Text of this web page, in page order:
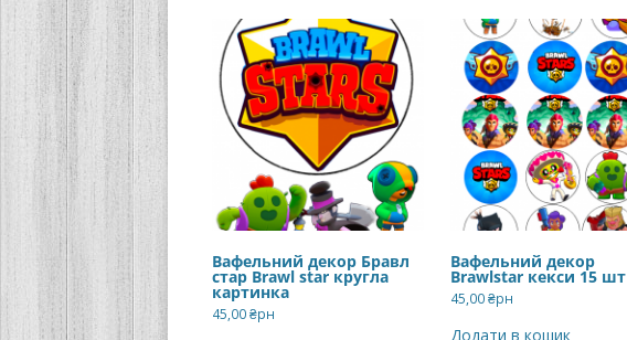
Вафельний декор Бравл
стар Brawl star кругла
картинка
45,00₴рн
Вафельний декор
Brawlstar кекси 15 шт
45,00₴рн
Додати в кошик